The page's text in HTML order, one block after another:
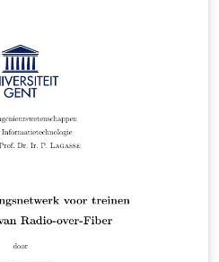
trekspanning in de
het assortiment aan
groot is, focussen we ons
ruimtelichaam in de